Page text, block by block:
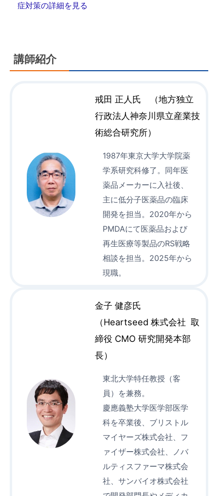
症対策の詳細を見る
講師紹介
戒田 正人氏 （地方独立
行政法人神奈川県立産業技
術総合研究所）
1987年東京大学大学院薬
学系研究科修了。同年医
薬品メーカーに入社後、
主に低分子医薬品の臨床
開発を担当。2020年から
PMDAにて医薬品および
再生医療等製品のRS戦略
相談を担当。2025年から
現職。
金子 健彦氏
（Heartseed 株式会社 取
締役 CMO 研究開発本部
長）
東北大学特任教授（客
員）を兼務。
慶應義塾大学医学部医学
科を卒業後、ブリストル
マイヤーズ株式会社、フ
ァイザー株式会社、ノバ
ルティスファーマ株式会
社、サンバイオ株式会社